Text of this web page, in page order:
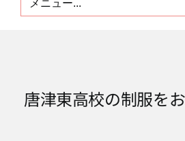
メニュー...
唐津東高校の制服を